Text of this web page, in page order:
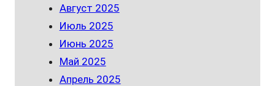
Август 2025
Июль 2025
Июнь 2025
Май 2025
Апрель 2025